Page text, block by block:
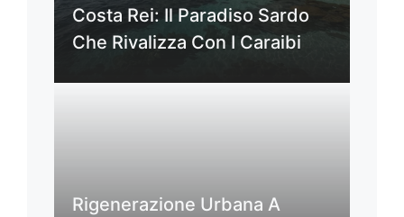
Costa Rei: Il Paradiso Sardo
Che Rivalizza Con I Caraibi
Rigenerazione Urbana A